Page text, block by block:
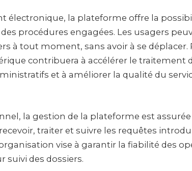
électronique, la plateforme offre la
procédures engagées. Les usagers
à tout moment, sans avoir à se
contribuera à accélérer le traitement
et à améliorer la qualité du
la gestion de la plateforme est
traiter et suivre les requêtes
vise à garantir la fiabilité des
suivi des dossiers.